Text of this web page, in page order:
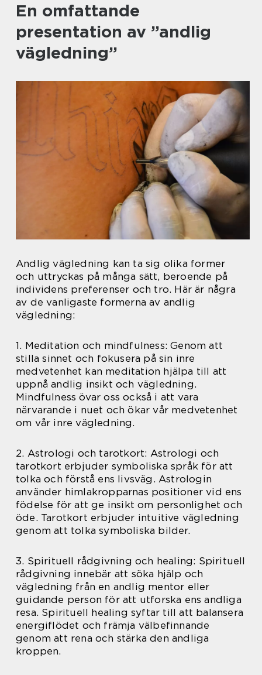
En omfattande
presentation av ”andlig
vägledning”
Andlig vägledning kan ta sig olika former
och uttryckas på många sätt, beroende på
individens preferenser och tro. Här är några
av de vanligaste formerna av andlig
vägledning:
1. Meditation och mindfulness: Genom att
stilla sinnet och fokusera på sin inre
medvetenhet kan meditation hjälpa till att
uppnå andlig insikt och vägledning.
Mindfulness övar oss också i att vara
närvarande i nuet och ökar vår medvetenhet
om vår inre vägledning.
2. Astrologi och tarotkort: Astrologi och
tarotkort erbjuder symboliska språk för att
tolka och förstå ens livsväg. Astrologin
använder himlakropparnas positioner vid ens
födelse för att ge insikt om personlighet och
öde. Tarotkort erbjuder intuitive vägledning
genom att tolka symboliska bilder.
3. Spirituell rådgivning och healing: Spirituell
rådgivning innebär att söka hjälp och
vägledning från en andlig mentor eller
guidande person för att utforska ens andliga
resa. Spirituell healing syftar till att balansera
energiflödet och främja välbefinnande
genom att rena och stärka den andliga
kroppen.